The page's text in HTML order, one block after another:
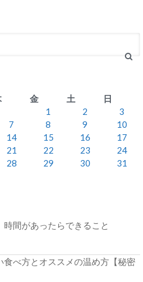
金 土
日
1
2
3
7 8 9
10
14 15 16
17
21 22 23
24
28 29 30
31
間があったらできること
食べ方とオススメの温め方【秘密